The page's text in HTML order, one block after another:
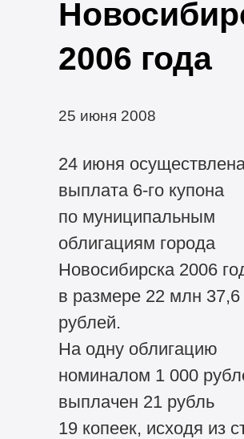
2006 года
25 июня 2008
24 июня
выплата 6-го купона
по муниципальным
облигациям города
Новосибирска 2006
в размере 22 млн 37,6
рублей.
На одну облигацию
номиналом 1 000
выплачен 21 рубль
19 копеек, исходя из